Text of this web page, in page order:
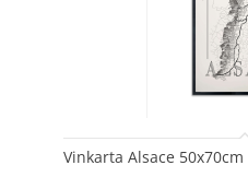
Vinkarta Alsace 50x70cm